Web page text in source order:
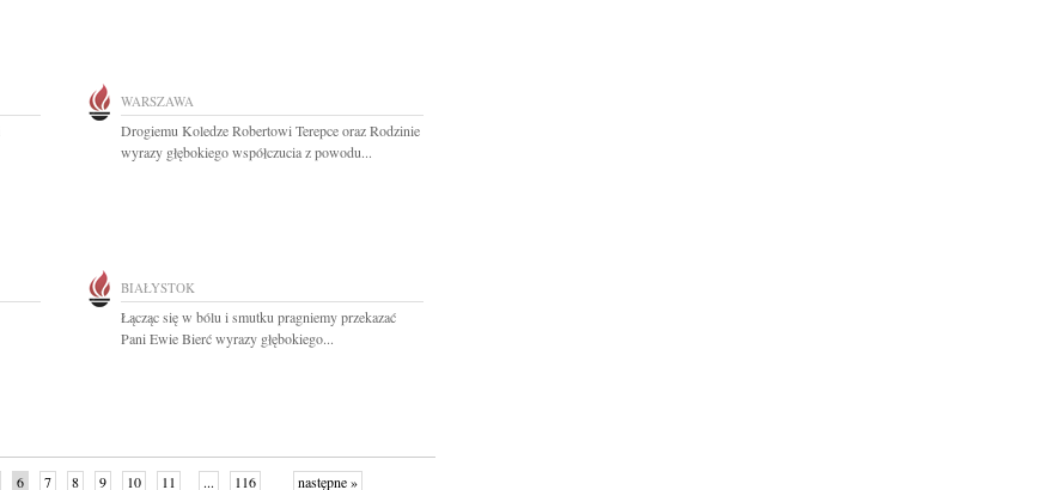
WARSZAWA
Drogiemu Koledze Robertowi Terepce oraz Rodzinie
wyrazy głębokiego współczucia z powodu...
BIAŁYSTOK
Łącząc się w bólu i smutku pragniemy przekazać
Pani Ewie Bierć wyrazy głębokiego...
6 7 8 9 10 11 ... 116 następne »